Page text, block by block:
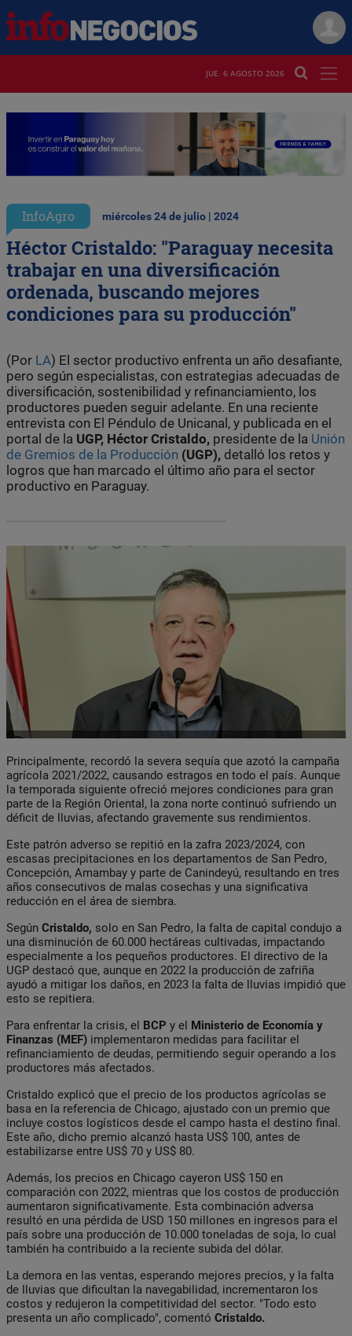
JUE. 6 AGOSTO 2026
InfoAgro miércoles 24 de julio | 2024
Héctor Cristaldo: "Paraguay necesita
trabajar en una diversificación
ordenada, buscando mejores
condiciones para su producción"
(Por LA) El sector productivo enfrenta un año desafiante,
pero según especialistas, con estrategias adecuadas de
diversificación, sostenibilidad y refinanciamiento, los
productores pueden seguir adelante. En una reciente
entrevista con El Péndulo de Unicanal, y publicada en el
portal de la UGP, Héctor Cristaldo, presidente de la Unión
de Gremios de la Producción (UGP), detalló los retos y
logros que han marcado el último año para el sector
productivo en Paraguay.
Principalmente, recordó la severa sequía que azotó la campaña
agrícola 2021/2022, causando estragos en todo el país. Aunque
la temporada siguiente ofreció mejores condiciones para gran
parte de la Región Oriental, la zona norte continuó sufriendo un
déficit de lluvias, afectando gravemente sus rendimientos.
Este patrón adverso se repitió en la zafra 2023/2024, con
escasas precipitaciones en los departamentos de San Pedro,
Concepción, Amambay y parte de Canindeyú, resultando en tres
años consecutivos de malas cosechas y una significativa
reducción en el área de siembra.
Según Cristaldo, solo en San Pedro, la falta de capital condujo a
una disminución de 60.000 hectáreas cultivadas, impactando
especialmente a los pequeños productores. El directivo de la
UGP destacó que, aunque en 2022 la producción de zafriña
ayudó a mitigar los daños, en 2023 la falta de lluvias impidió que
esto se repitiera.
Para enfrentar la crisis, el BCP y el Ministerio de Economía y
Finanzas (MEF) implementaron medidas para facilitar el
refinanciamiento de deudas, permitiendo seguir operando a los
productores más afectados.
Cristaldo explicó que el precio de los productos agrícolas se
basa en la referencia de Chicago, ajustado con un premio que
incluye costos logísticos desde el campo hasta el destino final.
Este año, dicho premio alcanzó hasta US$ 100, antes de
estabilizarse entre US$ 70 y US$ 80.
Además, los precios en Chicago cayeron US$ 150 en
comparación con 2022, mientras que los costos de producción
aumentaron significativamente. Esta combinación adversa
resultó en una pérdida de USD 150 millones en ingresos para el
país sobre una producción de 10.000 toneladas de soja, lo cual
también ha contribuido a la reciente subida del dólar.
La demora en las ventas, esperando mejores precios, y la falta
de lluvias que dificultan la navegabilidad, incrementaron los
costos y redujeron la competitividad del sector. "Todo esto
presenta un año complicado", comentó Cristaldo.